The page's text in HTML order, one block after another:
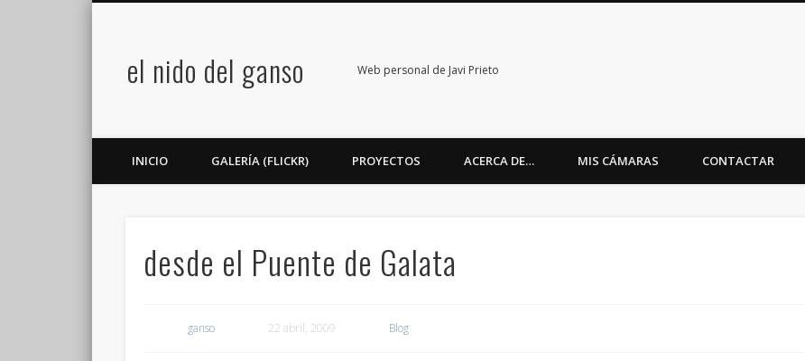
el nido del ganso Web personal de Javi Prieto
LinkedIn
INICIO GALERÍA (FLICKR) PROYECTOS ACERCA DE… MIS CÁMARAS CONTACTAR
desde el Puente de Galata
ganso 22 abril, 2009 Blog